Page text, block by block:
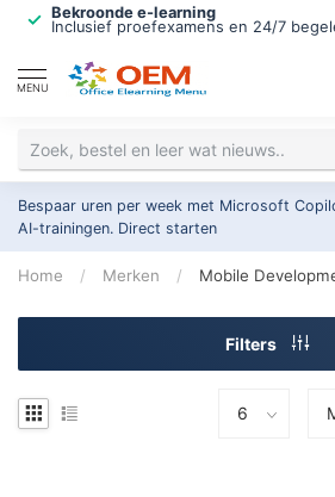
Bekroonde e-learning
Inclusief proefexamens en 24/7
MENU
Bespaar uren per week met Microsoft
AI-trainingen. Direct starten
Home / Merken / Mobile
Filters